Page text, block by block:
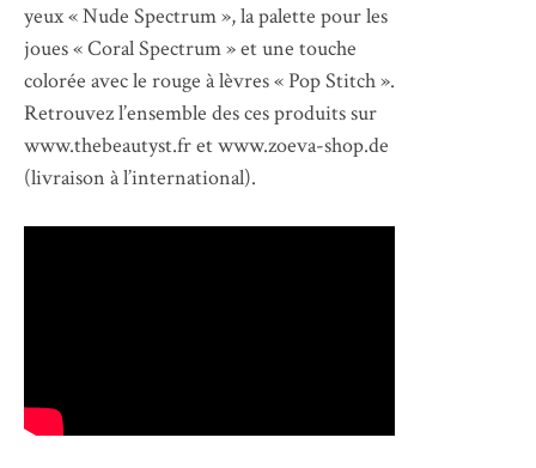
yeux « Nude Spectrum », la palette pour les
joues « Coral Spectrum » et une touche
colorée avec le rouge à lèvres « Pop Stitch ».
Retrouvez l’ensemble des ces produits sur
www.thebeautyst.fr et www.zoeva-shop.de
(livraison à l’international).